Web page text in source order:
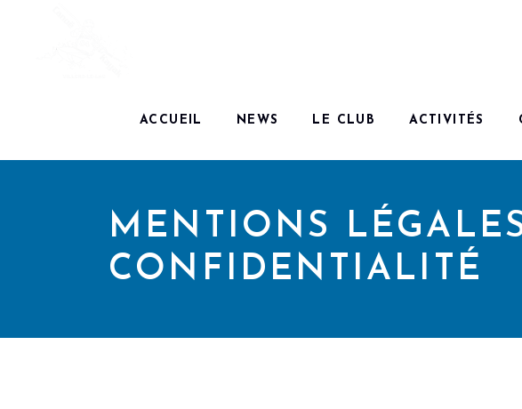
ACCUEIL NEWS LE CLUB ACTIVITÉS
MENTIONS
CONFIDENTIALITÉ